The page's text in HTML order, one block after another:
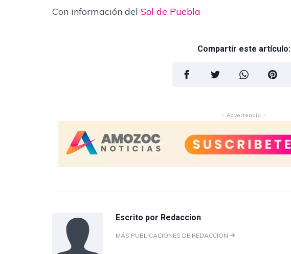
Con información del Sol de Puebla
Compartir este artículo:
- Advertencia -
Escrito por Redaccion
MÁS PUBLICACIONES DE REDACCION